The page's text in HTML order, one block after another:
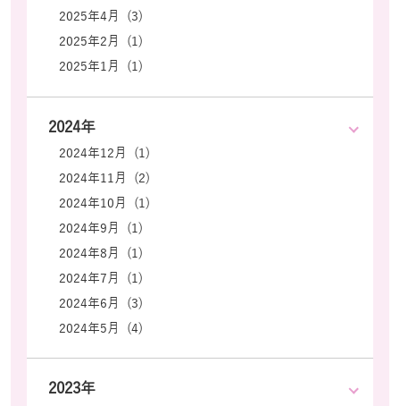
2025年4月 (3)
2025年2月 (1)
2025年1月 (1)
2024年
2024年12月 (1)
2024年11月 (2)
2024年10月 (1)
2024年9月 (1)
2024年8月 (1)
2024年7月 (1)
2024年6月 (3)
2024年5月 (4)
2023年